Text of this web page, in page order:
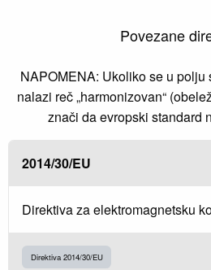
Povezane
NAPOMENA: Ukoliko se u polju
nalazi reč „harmonizovan“
znači da evropski standard
2014/30/EU
Direktiva za elektromagnetsku
Direktiva 2014/30/EU